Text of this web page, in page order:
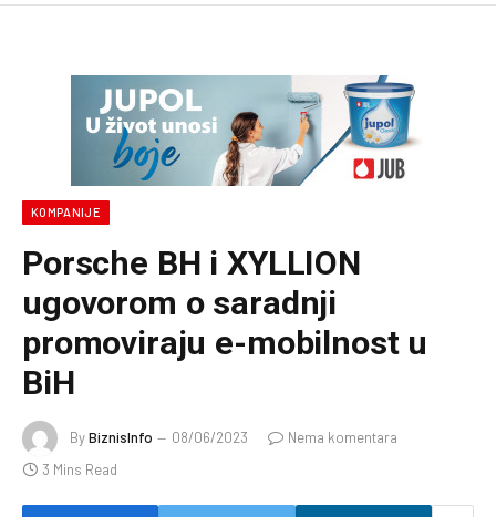
KOMPANIJE
Porsche BH i XYLLION
ugovorom o saradnji
promoviraju e-mobilnost u
BiH
ByBiznisInfo 08/06/2023
Nema komentara
3 Mins Read